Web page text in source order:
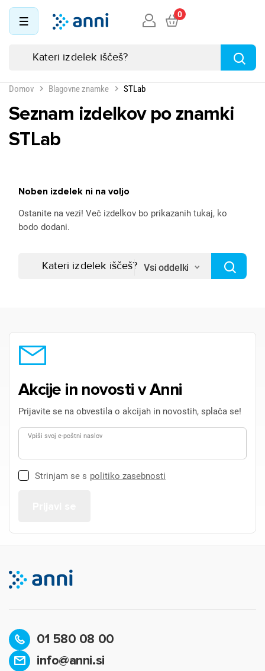
0
Domov Blagovne znamke STLab
Seznam izdelkov po znamki
STLab
Noben izdelek ni na voljo
Ostanite na vezi! Več izdelkov bo prikazanih tukaj, ko
bodo dodani.
Vsi oddelki
Akcije in novosti v Anni
Prijavite se na obvestila o akcijah in novostih, splača se!
Vpiši svoj e-poštni naslov
Strinjam se s politiko zasebnosti
01 580 08 00
info@anni.si
Prijava